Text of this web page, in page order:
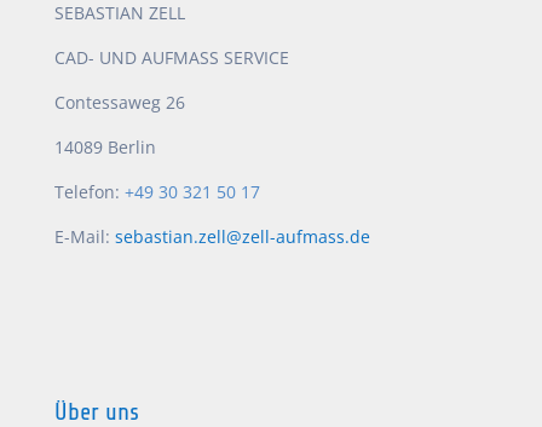
SEBASTIAN ZELL
CAD- UND AUFMASS SERVICE
Contessaweg 26
14089 Berlin
Telefon: +49 30 321 50 17
E-Mail: sebastian.zell@zell-aufmass.de
Über uns